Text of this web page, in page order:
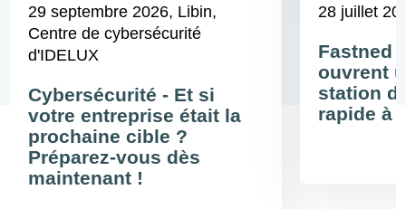
29 septembre 2026, Libin,
Centre de cybersécurité
d'IDELUX
Cybersécurité - Et si
votre entreprise était la
prochaine cible ?
Préparez-vous dès
maintenant !
28 juillet
Fastned
ouvrent
station
rapide à